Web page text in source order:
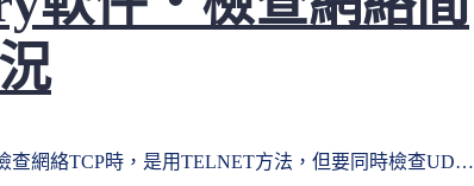
查網絡TCP時，是用TELNET方法，但要同時檢查UD…